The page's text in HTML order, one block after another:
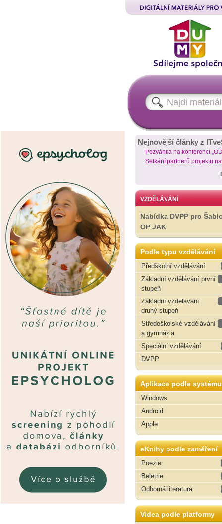
Nejnovější články z
Pozvánka na konferenci
Setkání partnerů projektu
VZDĚLÁVÁNÍ
Nabídka DVPP pro
OP JAK
Podle typu vzdělávání
Předškolní vzdělávání
Základní vzdělávání první
stupeň
Základní vzdělávání
druhý stupeň
Středoškolské vzdělávání
a gymnázia
Speciální vzdělávání
DVPP
Aplikace podle systému
Windows
Android
Apple
eKnihy podle zaměření
Poezie
Beletrie
Odborná literatura
Videa podle platformy